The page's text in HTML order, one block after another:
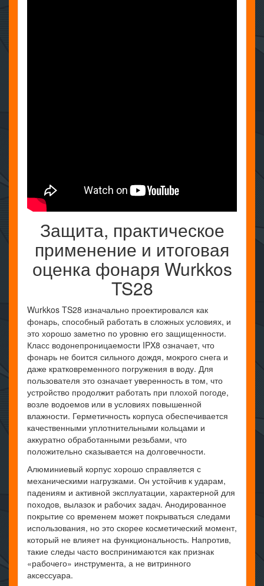
Защита, практическое
применение и итоговая
оценка фонаря Wurkkos
TS28
Wurkkos TS28 изначально проектировался как
фонарь, способный работать в сложных условиях, и
это хорошо заметно по уровню его защищенности.
Класс водонепроницаемости IPX8 означает, что
фонарь не боится сильного дождя, мокрого снега и
даже кратковременного погружения в воду. Для
пользователя это означает уверенность в том, что
устройство продолжит работать при плохой погоде,
возле водоемов или в условиях повышенной
влажности. Герметичность корпуса обеспечивается
качественными уплотнительными кольцами и
аккуратно обработанными резьбами, что
положительно сказывается на долговечности.
Алюминиевый корпус хорошо справляется с
механическими нагрузками. Он устойчив к ударам,
падениям и активной эксплуатации, характерной для
походов, вылазок и рабочих задач. Анодированное
покрытие со временем может покрываться следами
использования, но это скорее косметический момент,
который не влияет на функциональность. Напротив,
такие следы часто воспринимаются как признак
«рабочего» инструмента, а не витринного
аксессуара.